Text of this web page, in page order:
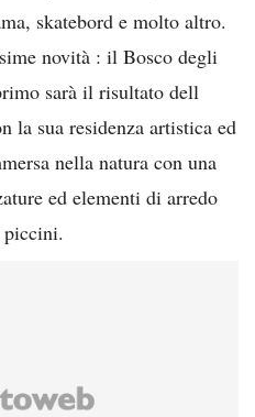
skatebord e molto altro.
novità : il Bosco degli
sarà il risultato dell
la sua residenza artistica ed
nella natura con una
ed elementi di arredo